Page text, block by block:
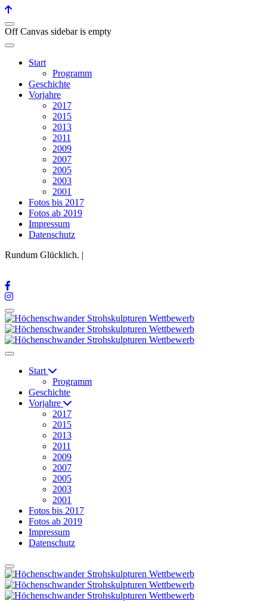
Off Canvas sidebar is empty
Start
Programm
Geschichte
Vorjahre
2017
2015
2013
2011
2009
2007
2005
2003
2001
Fotos bis 2017
Fotos ab 2019
Impressum
Datenschutz
Rundum Glücklich. |
Start
Programm
Geschichte
Vorjahre
2017
2015
2013
2011
2009
2007
2005
2003
2001
Fotos bis 2017
Fotos ab 2019
Impressum
Datenschutz